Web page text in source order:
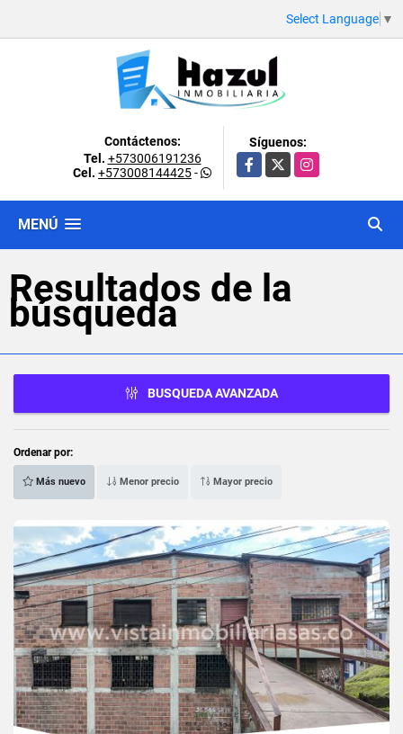
Select Language ▼
Contáctenos:
Tel. +573006191236
Cel. +573008144425-
Síguenos:
Facebook
X Instagram
MENÚ
Resultados de la
búsqueda
BUSQUEDA AVANZADA
Ordenar por:
Más nuevo Menor precio Mayor precio